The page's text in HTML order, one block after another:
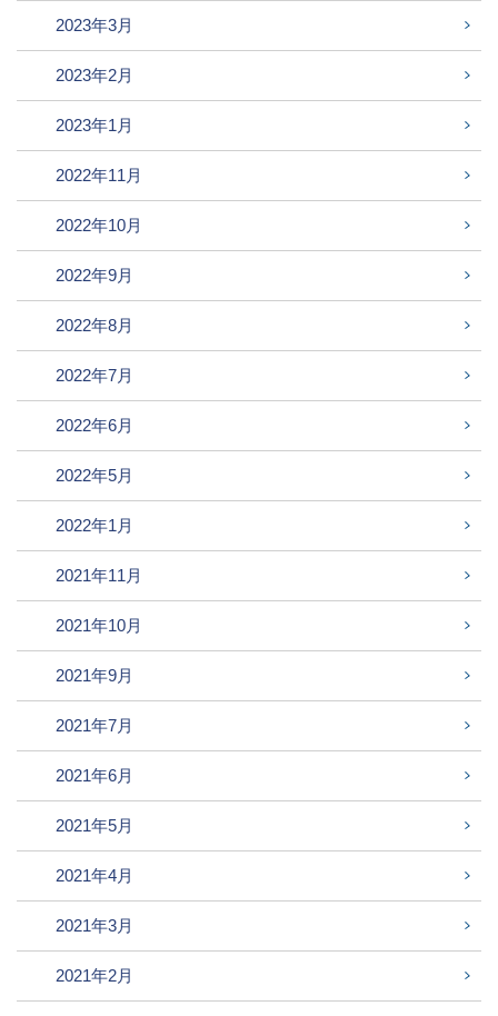
2023年3月
2023年2月
2023年1月
2022年11月
2022年10月
2022年9月
2022年8月
2022年7月
2022年6月
2022年5月
2022年1月
2021年11月
2021年10月
2021年9月
2021年7月
2021年6月
2021年5月
2021年4月
2021年3月
2021年2月